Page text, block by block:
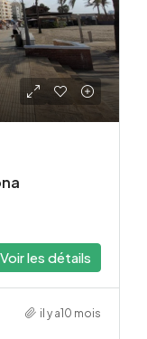
Voir les détails
il y a10 mois